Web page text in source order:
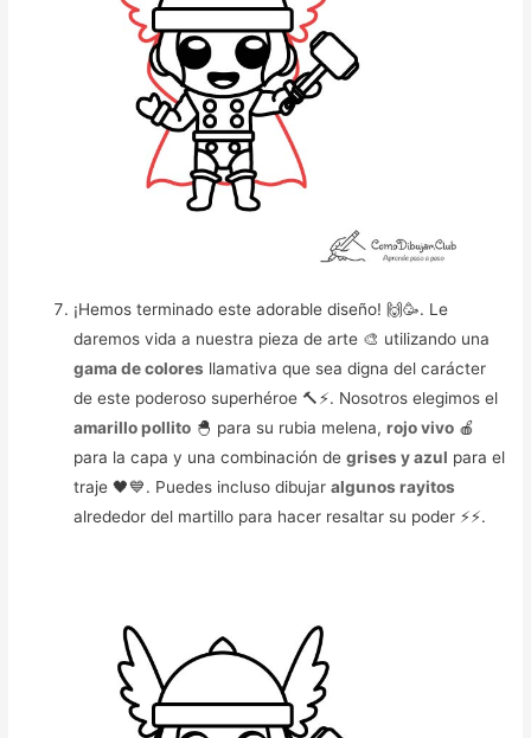
¡Hemos terminado este adorable diseño! 🙌🥳️. Le
daremos vida a nuestra pieza de arte 🎨 utilizando una
gama de colores llamativa que sea digna del carácter
de este poderoso superhéroe 🔨⚡️. Nosotros elegimos el
amarillo pollito 🐣 para su rubia melena,rojo vivo 🍎
para la capa y una combinación degrises y azul para el
traje 🖤💙. Puedes incluso dibujaralgunos rayitos
alrededor del martillo para hacer resaltar su poder ⚡️⚡️.